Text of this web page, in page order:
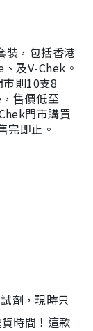
裝，包括香港
及V-Chek。
則10支8
售價低至
門市購買
完即止。
劑，現時只
時間！這款